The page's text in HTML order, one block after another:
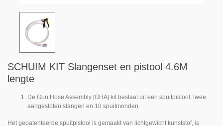
SCHUIM KIT Slangenset en pistool 4.6M
lengte
De Gun Hose Assembly [GHA] kit bestaat uit een spuitpistool, twee
aangesloten slangen en 10 spuitmonden.
Het gepatenteerde spuitpistool is gemaakt van lichtgewicht kunststof, is